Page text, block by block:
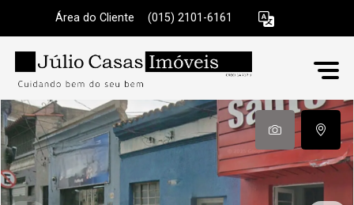
Área do Cliente (015) 2101-6161